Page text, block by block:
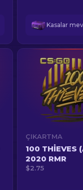
ÇIKARTMA
100 THIEVES
2020 RMR
$2.75